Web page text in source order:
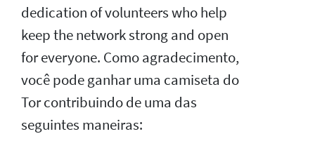
dedication of volunteers who help
keep the network strong and open
for everyone. Como agradecimento,
você pode ganhar uma camiseta do
Tor contribuindo de uma das
seguintes maneiras: